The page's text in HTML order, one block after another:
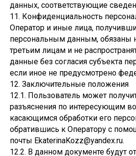
данных, соответствующие
11. Конфиденциальность
Оператор и иные лица,
персональным данным, обязаны
третьим лицам и не
данные без согласия субъекта
если иное не предусмотрено
12. Заключительные положения
12.1. Пользователь может
разъяснения по интересующим
касающимся обработки его
обратившись к Оператору с
почты EkaterinaKozz@yandex.ru.
12.2. В данном документе будут